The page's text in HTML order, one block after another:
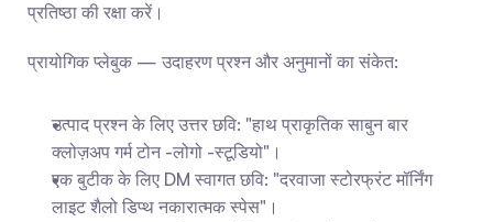
प्रतिष्ठा की रक्षा करें।
प्रायोगिक प्लेबुक — उदाहरण प्रश्न और अनुमानों का संकेत:
उत्पाद प्रश्न के लिए उत्तर छवि: "हाथ प्राकृतिक साबुन बार
क्लोज़अप गर्म टोन -लोगो -स्टूडियो"।
एक बुटीक के लिए DM स्वागत छवि: "दरवाजा स्टोरफ्रंट मॉर्निंग
लाइट शैलो डिप्थ नकारात्मक स्पेस"।